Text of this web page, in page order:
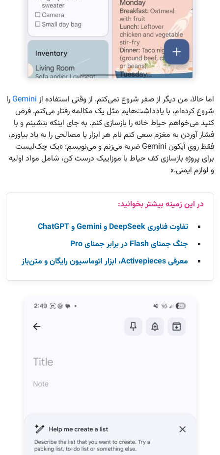
اما حالا، من دیگر از صفر شروع نمی‌کنم. از وقتی استفاده از Gemini را
شروع کرده‌ام، با یادداشت‌هایم مثل یک مکالمه رفتار می‌کنم. فرض
کنید می‌خواهم حیاط خانه را بازسازی کنم. به جای اینکه بنشینم و با
فشار آوردن به مغزم سعی کنم نام هر ابزار یا مصالحی را به یاد بیاورم،
فقط روی آیکون Gemini ضربه می‌زنم و می‌نویسم: «یک چک‌لیست
برای پروژه بازسازی کف حیاط با موزاییک درست کن، شامل مواد اولیه
و لوازم ایمنی.»
تفاوت‌ فناوری DeepSeek و Gemini و ChatGPT
جنگ جمنای Flash در برابر جمنای Pro
معرفی Activepieces، ابزار اتوماسیون رایگان و متن‌باز